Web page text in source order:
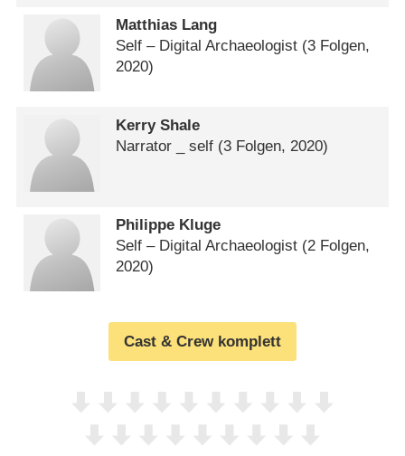
Matthias Lang
Self – Digital Archaeologist (3 Folgen,
2020)
Kerry Shale
Narrator _ self (3 Folgen, 2020)
Philippe Kluge
Self – Digital Archaeologist (2 Folgen,
2020)
Cast & Crew komplett